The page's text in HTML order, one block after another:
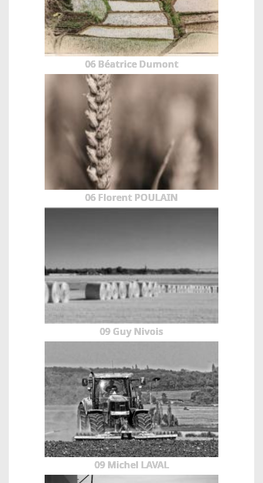
06 Béatrice Dumont
06 Florent POULAIN
09 Guy Nivois
09 Michel LAVAL